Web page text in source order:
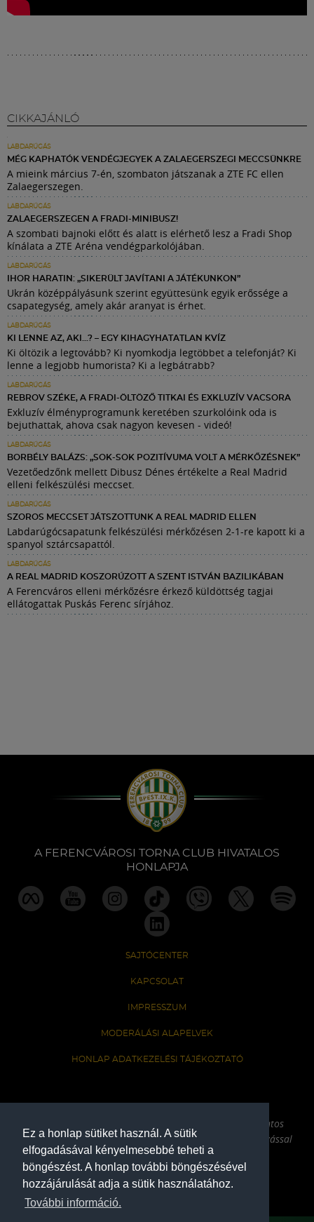
Ez a honlap sütiket használ. A sütik
elfogadásával kényelmesebbé teheti a
böngészést. A honlap további böngészésével
hozzájárulását adja a sütik használatához.
További információ.
CIKKAJÁNLÓ
LABDARÚGÁS
MÉG KAPHATÓK VENDÉGJEGYEK A ZALAEGERSZEGI MECCSÜNKRE
A mieink március 7-én, szombaton játszanak a ZTE FC ellen
Zalaegerszegen.
LABDARÚGÁS
ZALAEGERSZEGEN A FRADI-MINIBUSZ!
A szombati bajnoki előtt és alatt is elérhető lesz a Fradi Shop
kínálata a ZTE Aréna vendégparkolójában.
LABDARÚGÁS
IHOR HARATIN: „SIKERÜLT JAVÍTANI A JÁTÉKUNKON”
Ukrán középpályásunk szerint együttesünk egyik erőssége a
csapategység, amely akár aranyat is érhet.
LABDARÚGÁS
KI LENNE AZ, AKI…? – EGY KIHAGYHATATLAN KVÍZ
Ki öltözik a legtovább? Ki nyomkodja legtöbbet a telefonját? Ki
lenne a legjobb humorista? Ki a legbátrabb?
LABDARÚGÁS
REBROV SZÉKE, A FRADI-ÖLTÖZŐ TITKAI ÉS EXKLUZÍV VACSORA
Exkluzív élményprogramunk keretében szurkolóink oda is
bejuthattak, ahova csak nagyon kevesen - videó!
LABDARÚGÁS
BORBÉLY BALÁZS: „SOK-SOK POZITÍVUMA VOLT A MÉRKŐZÉSNEK”
Vezetőedzőnk mellett Dibusz Dénes értékelte a Real Madrid
elleni felkészülési meccset.
LABDARÚGÁS
SZOROS MECCSET JÁTSZOTTUNK A REAL MADRID ELLEN
Labdarúgócsapatunk felkészülési mérkőzésen 2-1-re kapott ki a
spanyol sztárcsapattól.
LABDARÚGÁS
A REAL MADRID KOSZORÚZOTT A SZENT ISTVÁN BAZILIKÁBAN
A Ferencváros elleni mérkőzésre érkező küldöttség tagjai
ellátogattak Puskás Ferenc sírjához.
A FERENCVÁROSI TORNA CLUB HIVATALOS
HONLAPJA
SAJTÓCENTER
KAPCSOLAT
IMPRESSZUM
MODERÁLÁSI ALAPELVEK
HONLAP ADATKEZELÉSI TÁJÉKOZTATÓ
Az oldalon található írott és képi anyagok csak a forrás pontos
megjelölésével, internetes felhasználás esetén aktív hivatkozással
használhatóak fel.